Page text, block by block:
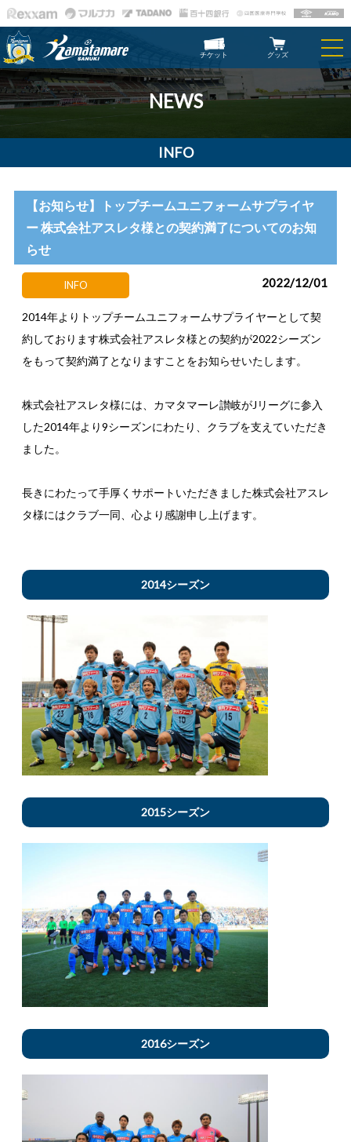
チケット グッズ
NEWS
INFO
【お知らせ】トップチームユニフォームサプライヤ
ー 株式会社アスレタ様との契約満了についてのお知
らせ
INFO 2022/12/01
2014年よりトップチームユニフォームサプライヤーとして契
約しております株式会社アスレタ様との契約が2022シーズン
をもって契約満了となりますことをお知らせいたします。
株式会社アスレタ様には、カマタマーレ讃岐がJリーグに参入
した2014年より9シーズンにわたり、クラブを支えていただき
ました。
長きにわたって手厚くサポートいただきました株式会社アスレ
タ様にはクラブ一同、心より感謝申し上げます。
2014シーズン
2015シーズン
2016シーズン